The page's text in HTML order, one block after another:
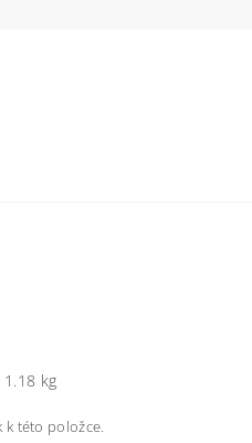
1.18 kg
k této položce.